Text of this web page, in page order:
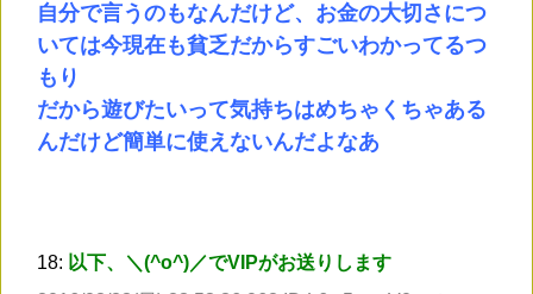
自分で言うのもなんだけど、お金の大切さにつ
いては今現在も貧乏だからすごいわかってるつ
もり
だから遊びたいって気持ちはめちゃくちゃある
んだけど簡単に使えないんだよなあ
18: 以下、＼(^o^)／でVIPがお送りします